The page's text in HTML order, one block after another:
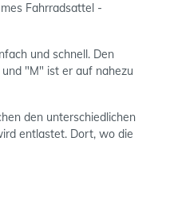
Fahrradsattel -
und schnell. Den
"M" ist er auf nahezu
den unterschiedlichen
entlastet. Dort, wo die